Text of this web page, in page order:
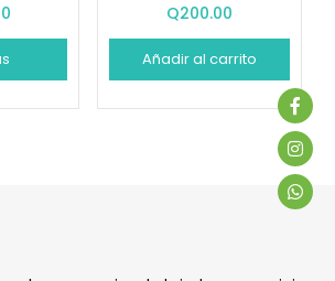
Q200.00
Añadir al carrito